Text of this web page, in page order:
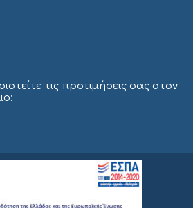
τις προτιμήσεις σας στον